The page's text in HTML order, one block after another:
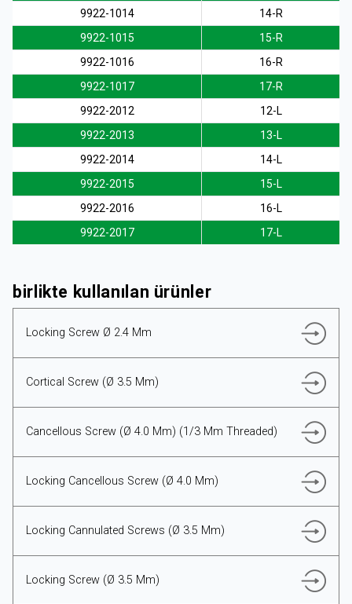
KAYNAKLAR
9922-1014
14-R
9922-1015
15-R
9922-1016
16-R
9922-1017
17-R
9922-2012
12-L
9922-2013
13-L
9922-2014
14-L
9922-2015
15-L
9922-2016
16-L
9922-2017
17-L
birlikte kullanılan ürünler
Locking Screw Ø 2.4 Mm
Cortical Screw (Ø 3.5 Mm)
Cancellous Screw (Ø 4.0 Mm) (1/3 Mm Threaded)
Locking Cancellous Screw (Ø 4.0 Mm)
Locking Cannulated Screws (Ø 3.5 Mm)
Locking Screw (Ø 3.5 Mm)